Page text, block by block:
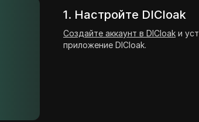
1. Настройте DICloak
Создайте аккаунт в DICloak и
приложение DICloak.